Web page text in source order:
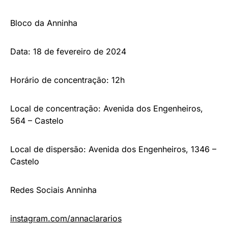
Bloco da Anninha
Data: 18 de fevereiro de 2024
Horário de concentração: 12h
Local de concentração: Avenida dos Engenheiros,
564 – Castelo
Local de dispersão: Avenida dos Engenheiros, 1346 –
Castelo
Redes Sociais Anninha
instagram.com/annaclararios